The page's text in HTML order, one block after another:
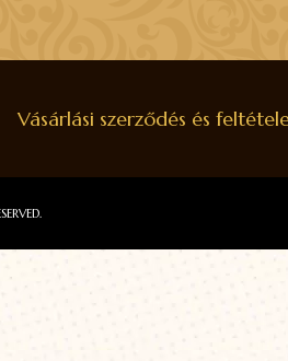
Vásárlási szerződés és